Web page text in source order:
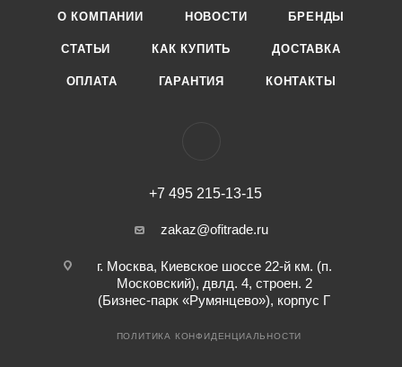
О КОМПАНИИ НОВОСТИ БРЕНДЫ
СТАТЬИ КАК КУПИТЬ ДОСТАВКА
ОПЛАТА ГАРАНТИЯ КОНТАКТЫ
+7 495 215-13-15
zakaz@ofitrade.ru
г. Москва, Киевское шоссе 22-й км. (п.
Московский), двлд. 4, строен. 2
(Бизнес-парк «Румянцево»), корпус Г
ПОЛИТИКА КОНФИДЕНЦИАЛЬНОСТИ